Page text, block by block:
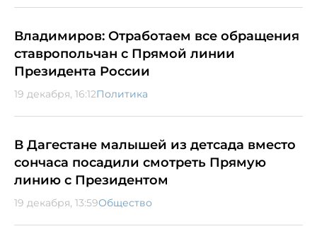
Владимиров: Отработаем все обращения
ставропольчан с Прямой линии
Президента России
19 декабря, 16:12Политика
В Дагестане малышей из детсада вместо
сончаса посадили смотреть Прямую
линию с Президентом
19 декабря, 13:59Общество